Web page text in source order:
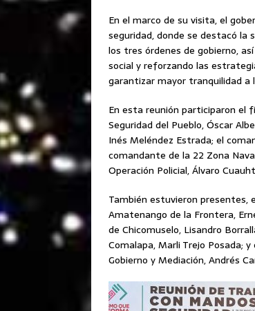
En el marco de su visita, el
seguridad, donde se destacó
los tres órdenes de gobierno,
social y reforzando las
garantizar mayor tranquilidad a
En esta reunión participaron el
Seguridad del Pueblo, Óscar
Inés Meléndez Estrada; el
comandante de la 22 Zona
Operación Policial, Álvaro
También estuvieron presentes,
Amatenango de la Frontera,
de Chicomuselo, Lisandro
Comalapa, Marli Trejo Posada;
Gobierno y Mediación, Andrés